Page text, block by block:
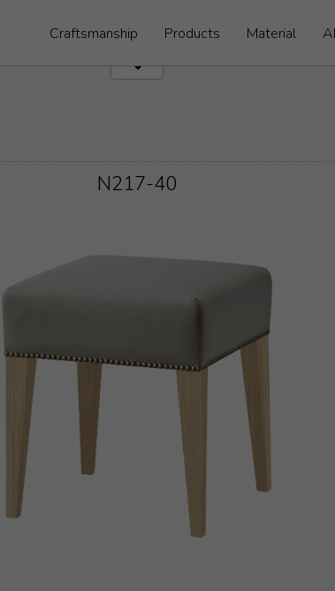
Craftsmanship Products Material
N217-40